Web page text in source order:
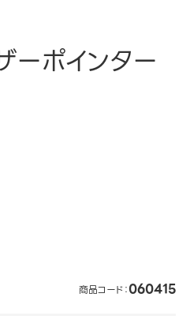
ーポインター
商品コード：060415